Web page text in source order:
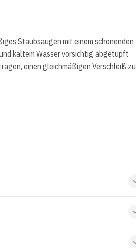
Staubsaugen mit einem schonenden
kaltem Wasser vorsichtig abgetupft
einen gleichmäßigen Verschleiß zu